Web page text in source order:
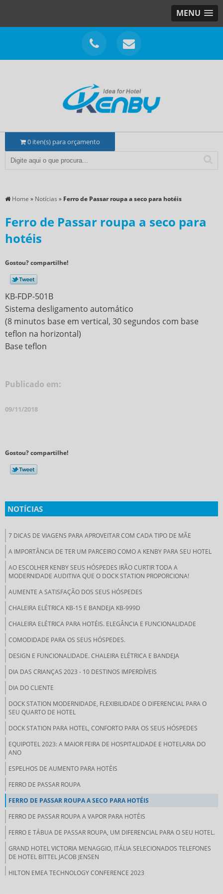
MENU
0 iten(s) para orçamento
Home » Notícias » Ferro de Passar roupa a seco para hotéis
Ferro de Passar roupa a seco para
hotéis
Gostou? compartilhe!
KB-FDP-501B
Sistema desligamento automático
(8 minutos base em vertical, 30 segundos com base
teflon na horizontal)
Base teflon
Publicado em:
09/11/2018
Gostou? compartilhe!
NOTÍCIAS
7 DICAS DE VIAGENS PARA APROVEITAR COM CADA TIPO DE MÃE
A IMPORTÂNCIA DE TER UM PARCEIRO COMO A KENBY PARA SEU HOTEL
AO ESCOLHER KENBY SEUS HÓSPEDES IRÃO CURTIR TODA A
MODERNIDADE AUDITIVA QUE O DOCK STATION PROPORCIONA!
AUMENTE A SATISFAÇÃO DOS SEUS HÓSPEDES
CHALEIRA ELÉTRICA KB-15 E BANDEJA KB-999D
CHALEIRA ELÉTRICA PARA HOTÉIS. ELEGÂNCIA E FUNCIONALIDADE
COMODIDADE PARA OS SEUS HÓSPEDES.
DESIGN E FUNCIONALIDADE. CHALEIRA ELÉTRICA E BANDEJA
DIA DAS CRIANÇAS 2023 - 10 DESTINOS IMPERDÍVEIS
DIA DO CLIENTE
DOCK STATION MODERNIDADE, FLEXIBILIDADE O DIFERENCIAL PARA O
SEU QUARTO DE HOTEL
DOCK STATION PARA HOTEL, CONFORTO PARA OS SEUS HÓSPEDES
EQUIPOTEL 2023: A MAIOR FEIRA DE HOSPITALIDADE E HOTELARIA DO
ANO
ESPELHOS DE AUMENTO PARA HOTÉIS
FERRO DE PASSAR ROUPA
FERRO DE PASSAR ROUPA A SECO PARA HOTÉIS
FERRO DE PASSAR ROUPA A VAPOR PARA HOTÉIS
FERRO E TÁBUA DE PASSAR ROUPA, UM DIFERENCIAL PARA O SEU HOTEL.
GRAND HOTEL VICTORIA MENAGGIO, ITÁLIA SELECIONADOS TELEFONES
DE HOTEL BITTEL JACOB JENSEN
HILTON EMEA TECHNOLOGY CONFERENCE 2023